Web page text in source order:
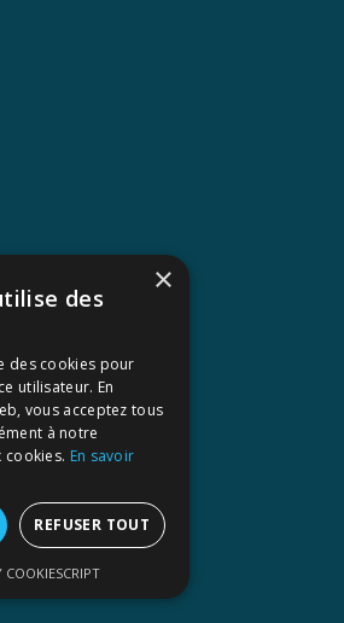
×
des
des cookies pour
utilisateur. En
vous acceptez tous
à notre
cookies. En savoir
REFUSER TOUT
COOKIESCRIPT